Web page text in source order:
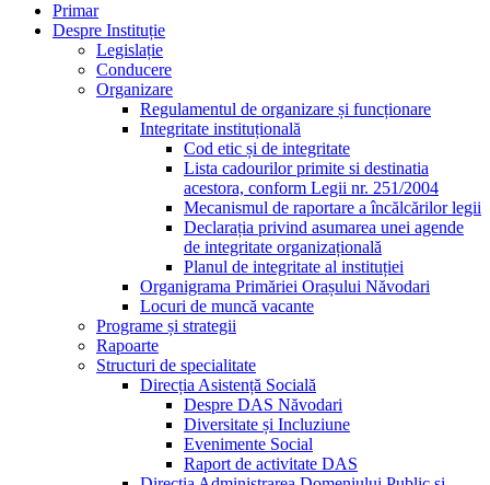
Primar
Despre Instituție
Legislație
Conducere
Organizare
Regulamentul de organizare și funcționare
Integritate instituțională
Cod etic și de integritate
Lista cadourilor primite si destinatia
acestora, conform Legii nr. 251/2004
Mecanismul de raportare a încălcărilor legii
Declarația privind asumarea unei agende
de integritate organizațională
Planul de integritate al instituției
Organigrama Primăriei Orașului Năvodari
Locuri de muncă vacante
Programe și strategii
Rapoarte
Structuri de specialitate
Direcția Asistență Socială
Despre DAS Năvodari
Diversitate și Incluziune
Evenimente Social
Raport de activitate DAS